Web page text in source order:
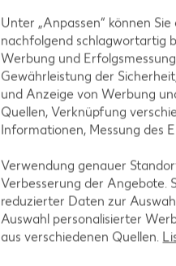
Unter „Anpassen“ können
nachfolgend schlagwortartig
Werbung und
Gewährleistung der
und Anzeige von Werbung
Quellen, Verknüpfung
Informationen, Messung des
Verwendung genauer
Verbesserung der
reduzierter Daten zur
Auswahl personalisierter
aus verschiedenen Quellen.